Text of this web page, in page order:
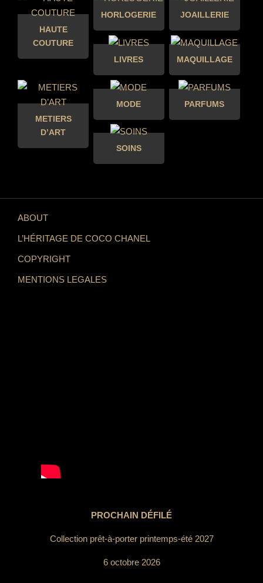
HAUTE
COUTURE
HORLOGERIE JOAILLERIE
LIVRES MAQUILLAGE
METIERS
D’ART
MODE PARFUMS
SOINS
ABOUT
L’HÉRITAGE DE COCO CHANEL
COPYRIGHT
MENTIONS LEGALES
PROCHAIN DÉFILÉ
Collection prêt-à-porter printemps-été 2027
6 octobre 2026